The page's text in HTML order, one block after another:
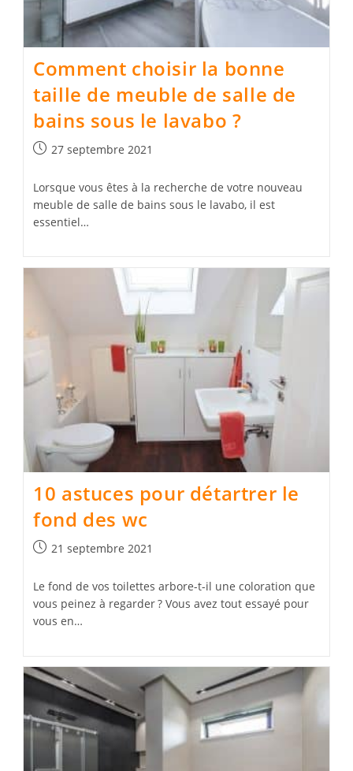
Comment choisir la bonne
taille de meuble de salle de
bains sous le lavabo ?
Publication
27 septembre 2021
Lorsque vous êtes à la recherche de votre nouveau
meuble de salle de bains sous le lavabo, il est
essentiel…
10 astuces pour détartrer le
fond des wc
Publication
21 septembre 2021
Le fond de vos toilettes arbore-t-il une coloration que
vous peinez à regarder ? Vous avez tout essayé pour
vous en…